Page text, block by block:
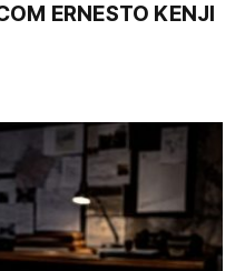
ERNESTO KENJI